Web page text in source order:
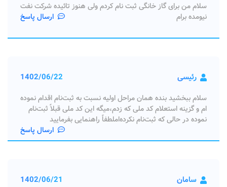
سلام من برای گاز خانگی ثبت نام کردم ولی هنوز تائیده شرکت نفت
نیومده برام
ارسال پاسخ
رئیسی 1402/06/22
سلام ببخشید بنده همان مراحل اولیه نسبت به ثبت‌نام اقدام نموده
ام و گزینه استعلام کد ملی که زدم،میگه این کد ملی قبلاً ثبت‌نام
نموده در حالی که ثبت‌نام نکرده‌املطفاً راهنمایی بفرمایید
ارسال پاسخ
سامان 1402/06/21